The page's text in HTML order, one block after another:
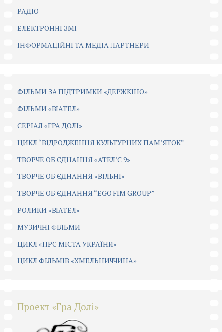
РАДІО
ЕЛЕКТРОННІ ЗМІ
ІНФОРМАЦІЙНІ ТА МЕДІА ПАРТНЕРИ
ФІЛЬМИ ЗА ПІДТРИМКИ «ДЕРЖКІНО»
ФІЛЬМИ «ВІАТЕЛ»
СЕРІАЛ «ГРА ДОЛІ»
ЦИКЛ “ВІДРОДЖЕННЯ КУЛЬТУРНИХ ПАМ’ЯТОК”
ТВОРЧЕ ОБ’ЄДНАННЯ «АТЕЛ’Є 9»
ТВОРЧЕ ОБ’ЄДНАННЯ «ВІЛЬНІ»
ТВОРЧЕ ОБ’ЄДНАННЯ “EGO FIM GROUP”
РОЛИКИ «ВІАТЕЛ»
МУЗИЧНІ ФІЛЬМИ
ЦИКЛ «ПРО МІСТА УКРАЇНИ»
ЦИКЛ ФІЛЬМІВ «ХМЕЛЬНИЧЧИНА»
Проект «Гра Долі»